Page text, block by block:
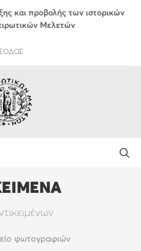
και προβολής των ιστορικών
Μελετών
φωτογραφιών